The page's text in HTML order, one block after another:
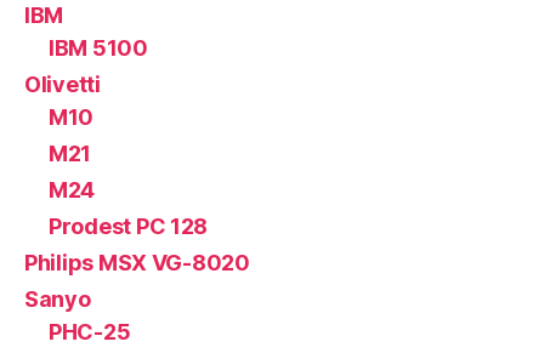
IBM
IBM 5100
Olivetti
M10
M21
M24
Prodest PC 128
Philips MSX VG-8020
Sanyo
PHC-25